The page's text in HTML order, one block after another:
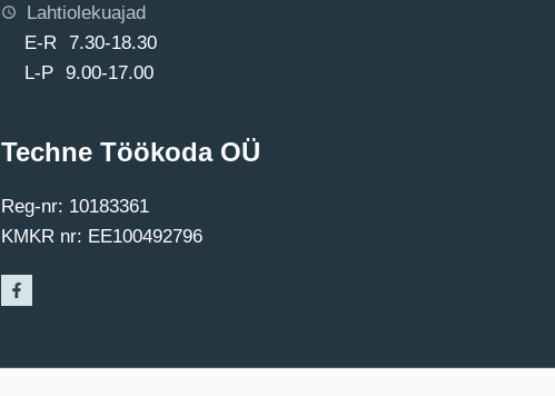
Lahtiolekuajad
E-R 7.30-18.30
L-P 9.00-17.00
Techne Töökoda OÜ
Reg-nr: 10183361
KMKR nr: EE100492796